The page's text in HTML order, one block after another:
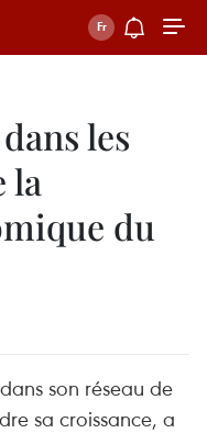
les
la
du
son réseau de
sa croissance, a